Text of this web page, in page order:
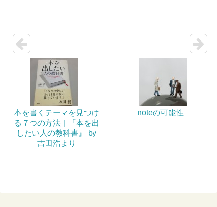
本を書くテーマを見つけ
る７つの方法｜『本を出
したい人の教科書』 by
吉田浩より
noteの可能性